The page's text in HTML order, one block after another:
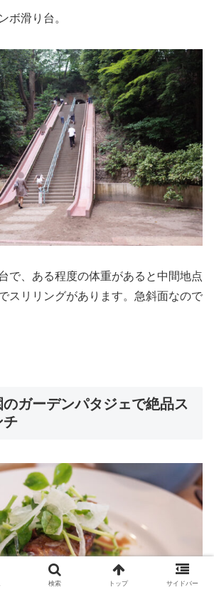
ボ滑り台。
で、ある程度の体重があると中間地点
スリリングがあります。急斜面なので
ガーデンパタジェで絶品ス
チ
検索 トップ サイドバー